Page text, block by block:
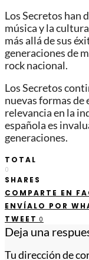
Los Secretos han
música y la
más allá de sus
generaciones de
rock nacional.
Los Secretos
nuevas formas de
relevancia en la
española es
generaciones.
TOTAL
0
SHARES
COMPARTE EN
ENVÍALO POR
TWEET 0
Deja una
Tu dirección de